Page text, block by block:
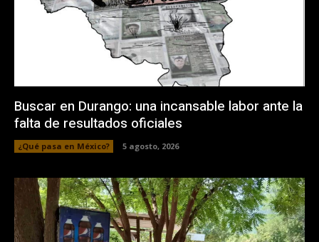
Buscar en Durango: una incansable labor ante la
falta de resultados oficiales
¿Qué pasa en México? 5 agosto, 2026